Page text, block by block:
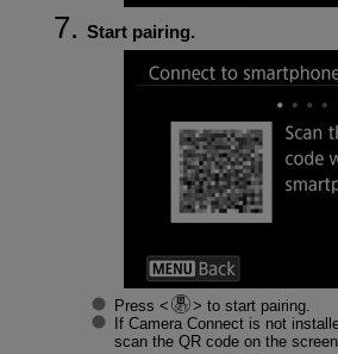
Start pairing.
Press
to start pairing.
If Camera Connect is not
scan the QR code on the